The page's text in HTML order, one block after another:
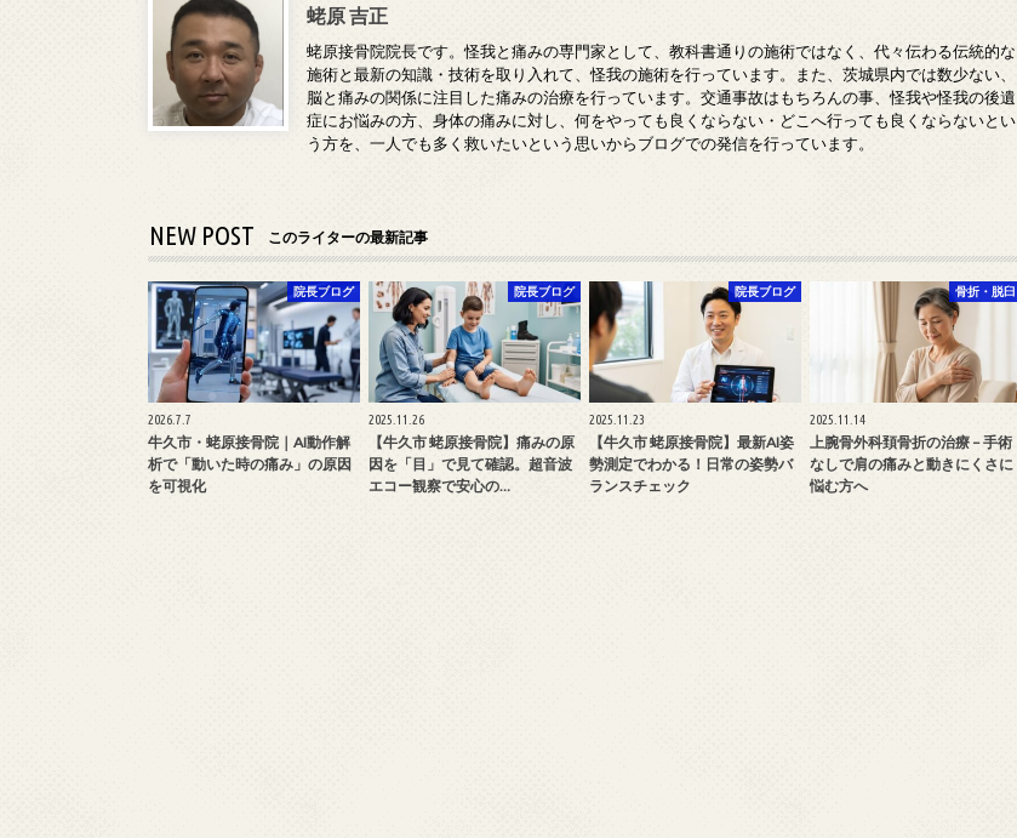
蛯原 吉正
蛯原接骨院院長です。怪我と痛みの専門家として、教科書通りの施術ではなく、代々伝わる伝統的な
施術と最新の知識・技術を取り入れて、怪我の施術を行っています。また、茨城県内では数少ない、
脳と痛みの関係に注目した痛みの治療を行っています。交通事故はもちろんの事、怪我や怪我の後遺
症にお悩みの方、身体の痛みに対し、何をやっても良くならない・どこへ行っても良くならないとい
う方を、一人でも多く救いたいという思いからブログでの発信を行っています。
NEW POST このライターの最新記事
院長ブログ
2026.7.7
牛久市・蛯原接骨院｜AI動作解
析で「動いた時の痛み」の原因
を可視化
院長ブログ
2025.11.26
【牛久市 蛯原接骨院】痛みの原
因を「目」で見て確認。超音波
エコー観察で安心の…
院長ブログ
2025.11.23
【牛久市 蛯原接骨院】最新AI姿
勢測定でわかる！日常の姿勢バ
ランスチェック
骨折・脱臼
2025.11.14
上腕骨外科頚骨折の治療 – 手術
なしで肩の痛みと動きにくさに
悩む方へ